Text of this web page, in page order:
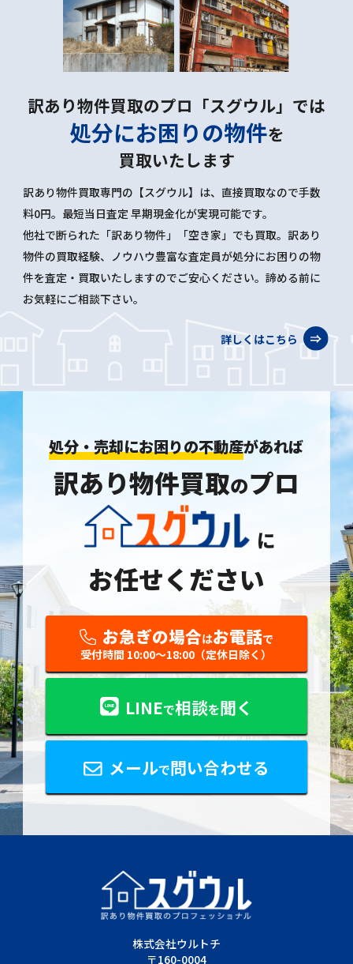
訳あり物件買取のプロ「スグウル」では
処分にお困りの物件を
買取いたします
訳あり物件買取専門の【スグウル】は、直接買取なので手数
料0円。最短当日査定 早期現金化が実現可能です。
他社で断られた「訳あり物件」「空き家」でも買取。訳あり
物件の買取経験、ノウハウ豊富な査定員が処分にお困りの物
件を査定・買取いたしますのでご安心ください。諦める前に
お気軽にご相談下さい。
詳しくはこちら
処分・売却にお困りの不動産があれば
訳あり物件買取のプロ
に
お任せください
お急ぎの場合はお電話で
受付時間 10:00〜18:00（定休日除く）
LINEで相談を聞く
メールで問い合わせる
株式会社ウルトチ
〒160-0004